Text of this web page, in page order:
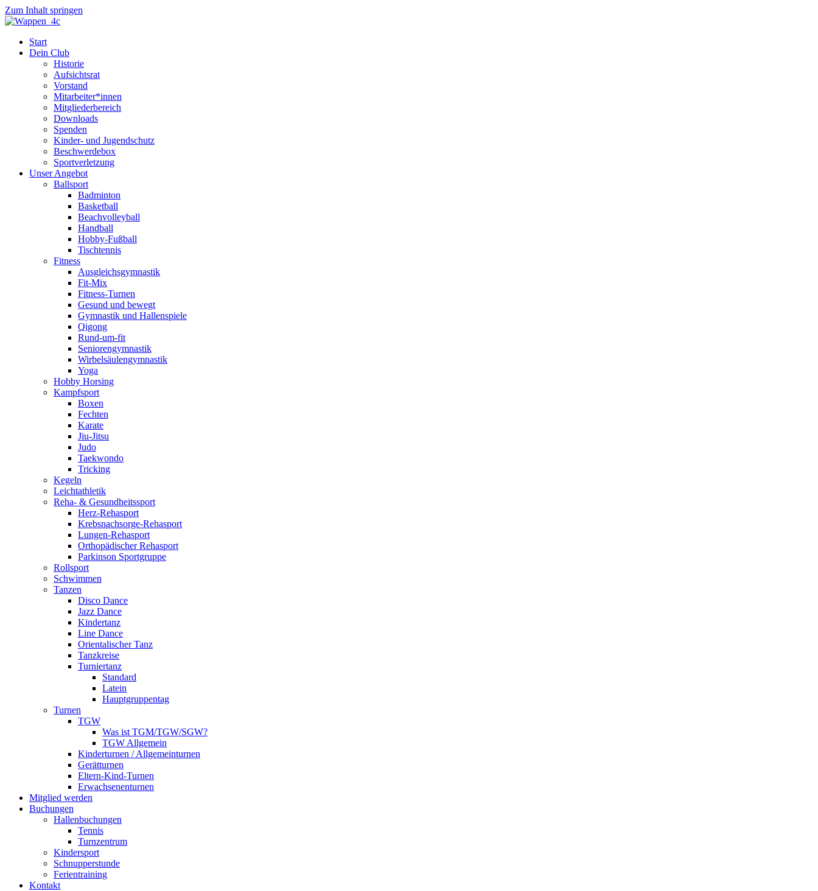
Zum Inhalt springen
Start
Dein Club
Historie
Aufsichtsrat
Vorstand
Mitarbeiter*innen
Mitgliederbereich
Downloads
Spenden
Kinder- und Jugendschutz
Beschwerdebox
Sportverletzung
Unser Angebot
Ballsport
Badminton
Basketball
Beachvolleyball
Handball
Hobby-Fußball
Tischtennis
Fitness
Ausgleichsgymnastik
Fit-Mix
Fitness-Turnen
Gesund und bewegt
Gymnastik und Hallenspiele
Qigong
Rund-um-fit
Seniorengymnastik
Wirbelsäulengymnastik
Yoga
Hobby Horsing
Kampfsport
Boxen
Fechten
Karate
Jiu-Jitsu
Judo
Taekwondo
Tricking
Kegeln
Leichtathletik
Reha- & Gesundheitssport
Herz-Rehasport
Krebsnachsorge-Rehasport
Lungen-Rehasport
Orthopädischer Rehasport
Parkinson Sportgruppe
Rollsport
Schwimmen
Tanzen
Disco Dance
Jazz Dance
Kindertanz
Line Dance
Orientalischer Tanz
Tanzkreise
Turniertanz
Standard
Latein
Hauptgruppentag
Turnen
TGW
Was ist TGM/TGW/SGW?
TGW Allgemein
Kinderturnen / Allgemeinturnen
Gerätturnen
Eltern-Kind-Turnen
Erwachsenenturnen
Mitglied werden
Buchungen
Hallenbuchungen
Tennis
Turnzentrum
Kindersport
Schnupperstunde
Ferientraining
Kontakt